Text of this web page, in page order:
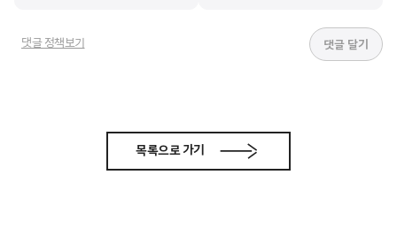
댓글 정책보기
목록으로 가기